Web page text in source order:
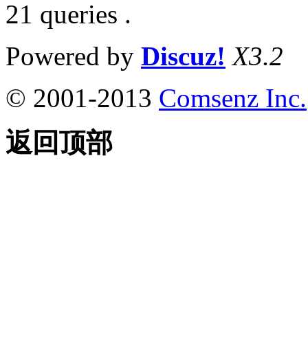
21 queries .
Powered by Discuz! X3.2
© 2001-2013 Comsenz Inc.
返回顶部